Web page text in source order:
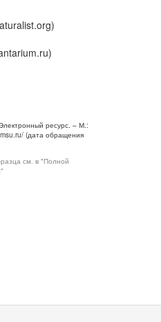
ресурс. – М.:
(дата обращения
см. в "Полной